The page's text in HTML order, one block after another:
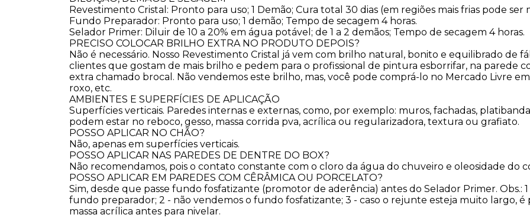
Revestimento Cristal: Pronto para uso; 1 Demão; Cura total 30 dias (em regiões mais frias pode ser
Fundo Preparador: Pronto para uso; 1 demão; Tempo de secagem 4 horas.
Selador Primer: Diluir de 10 a 20% em água potável; de 1 a 2 demãos; Tempo de secagem 4 horas.
PRECISO COLOCAR BRILHO EXTRA NO PRODUTO DEPOIS?
Não é necessário. Nosso Revestimento Cristal já vem com brilho natural, bonito e equilibrado de
clientes que gostam de mais brilho e pedem para o profissional de pintura esborrifar, na parede
extra chamado brocal. Não vendemos este brilho, mas, você pode comprá-lo no Mercado Livre
roxo, etc.
​AMBIENTES E SUPERFÍCIES DE APLICAÇÃO
Superfícies verticais. Paredes internas e externas, como, por exemplo: muros, fachadas,
podem estar no reboco, gesso, massa corrida pva, acrílica ou regularizadora, textura ou grafiato.
​POSSO APLICAR NO CHÃO?
Não, apenas em superfícies verticais.
​POSSO APLICAR NAS PAREDES DE DENTRE DO BOX?
Não recomendamos, pois o contato constante com o cloro da água do chuveiro e oleosidade do
​POSSO APLICAR EM PAREDES COM CÊRÂMICA OU PORCELATO?
Sim, desde que passe fundo fosfatizante (promotor de aderência) antes do Selador Primer. Obs.: 1
fundo preparador; 2 - não vendemos o fundo fosfatizante; 3 - caso o rejunte esteja muito largo, é
massa acrílica antes para nivelar.